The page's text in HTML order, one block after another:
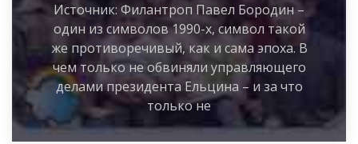
Источник: Филантроп Павел Бородин –
один из символов 1990-х, символ такой
же противоречивый, как и сама эпоха. В
чем только не обвиняли управляющего
делами президента Ельцина – и за что
только не